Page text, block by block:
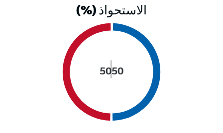
الاستحواذ (%)
50
50